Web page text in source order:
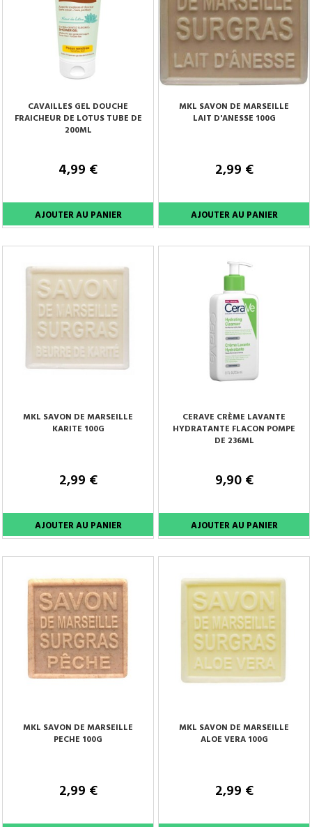
CAVAILLES GEL DOUCHE
FRAICHEUR DE LOTUS TUBE DE
200ML
4,99 €
MKL SAVON DE MARSEILLE
LAIT D'ANESSE 100G
2,99 €
MKL SAVON DE MARSEILLE
KARITE 100G
2,99 €
CERAVE CRÈME LAVANTE
HYDRATANTE FLACON POMPE
DE 236ML
9,90 €
MKL SAVON DE MARSEILLE
PECHE 100G
2,99 €
MKL SAVON DE MARSEILLE
ALOE VERA 100G
2,99 €